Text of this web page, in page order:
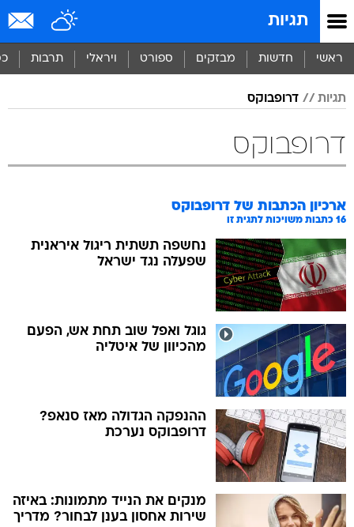
תגיות
ראשי חדשות מבזקים ספורט ויראלי תרבות
תגיות דרופבוקס
דרופבוקס
ארכיון הכתבות של דרופבוקס
16 כתבות משויכות לתגית זו
נחשפה תשתית ריגול איראנית
שפעלה נגד ישראל
גוגל ואפל שוב תחת אש, הפעם
מהכיוון של איטליה
ההנפקה הגדולה מאז סנאפ?
דרופבוקס נערכת
מנקים את הנייד מתמונות: באיזה
שירות אחסון בענן לבחור? מדריך